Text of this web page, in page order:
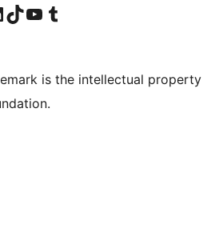
LinkedIn kami
Visit our TikTok account
Kunjungi channel YouTube kamiVisit our Tumblr account
is the intellectual property